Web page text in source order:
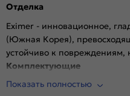
Фрезеровка под петли:
Износостойкость:
Пропускает свет:
Подходит под
Отделка
Eximer - инновационное,
(Южная Корея),
устойчиво к повреждениям,
Комплектующие
Врезная магнитная защелка
Показать полностью